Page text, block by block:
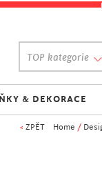
< ZPĚT Home /
TOP kategorie
& DEKORACE